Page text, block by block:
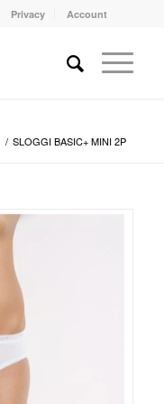
Privacy Account
/ SLOGGI BASIC+ MINI 2P